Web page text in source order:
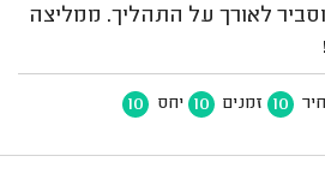
לאורך על התהליך. ממליצה
10 זמנים 10 יחס 10